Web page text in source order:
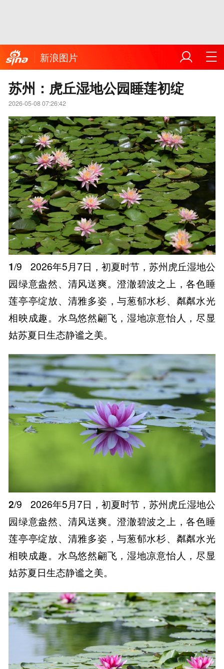
新浪图片
苏州：虎丘湿地公园睡莲初绽
2026-05-08 07:26:42
1/9
2026年5月7日，初夏时节，苏州虎丘湿地公
园绿意盎然、清风送爽。澄澈碧波之上，各色睡
莲亭亭绽放、清雅多姿，与葱郁水杉、粼粼水光
相映成趣。水鸟悠然翩飞，湿地凉意怡人，尽显
姑苏夏日生态静谧之美。
2/9
2026年5月7日，初夏时节，苏州虎丘湿地公
园绿意盎然、清风送爽。澄澈碧波之上，各色睡
莲亭亭绽放、清雅多姿，与葱郁水杉、粼粼水光
相映成趣。水鸟悠然翩飞，湿地凉意怡人，尽显
姑苏夏日生态静谧之美。